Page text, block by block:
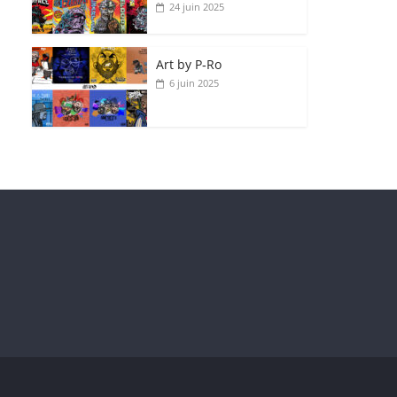
24 juin 2025
Art by P‑Ro
6 juin 2025